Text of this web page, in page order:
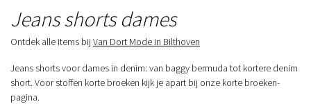
Jeans shorts dames
Ontdek alle items bij Van Dort Mode in Bilthoven
Jeans shorts voor dames in denim: van baggy bermuda tot kortere denim
short. Voor stoffen korte broeken kijk je apart bij onze korte broeken-
pagina.